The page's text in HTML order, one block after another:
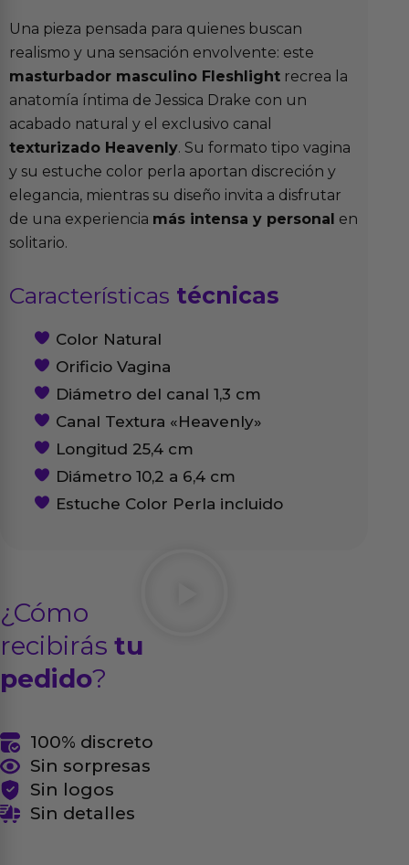
Una pieza pensada para quienes buscan
realismo y una sensación envolvente: este
masturbador masculino Fleshlight recrea la
anatomía íntima de Jessica Drake con un
acabado natural y el exclusivo canal
texturizado Heavenly. Su formato tipo vagina
y su estuche color perla aportan discreción y
elegancia, mientras su diseño invita a disfrutar
de una experiencia más intensa y personal en
solitario.
Características técnicas
Color Natural
Orificio Vagina
Diámetro del canal 1,3 cm
Canal Textura «Heavenly»
Longitud 25,4 cm
Diámetro 10,2 a 6,4 cm
Estuche Color Perla incluido
¿Cómo
recibirás tu
pedido?
100% discreto
Sin sorpresas
Sin logos
Sin detalles